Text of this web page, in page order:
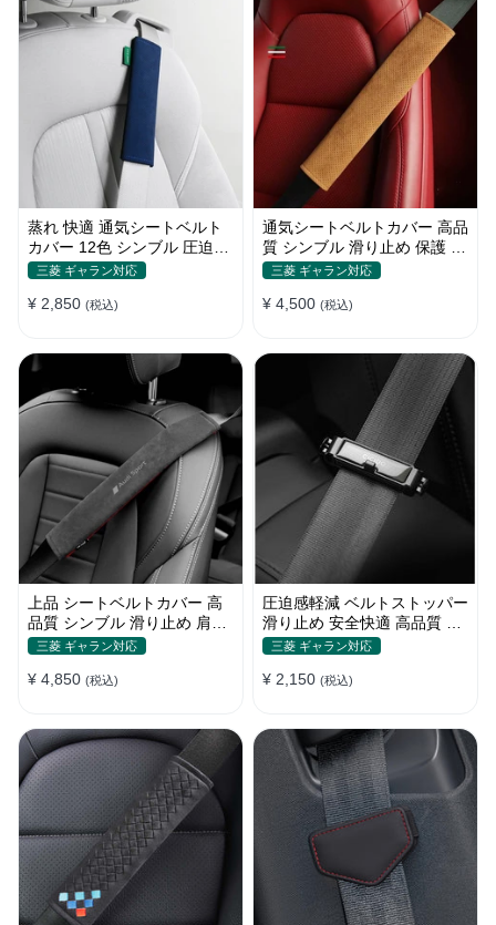
蒸れ 快適 通気シートベルト
カバー 12色 シンブル 圧迫感
軽減 保護 肩当てパッド
三菱 ギャラン対応
¥ 2,850 (税込)
通気シートベルトカバー 高品
質 シンブル 滑り止め 保護 肩
当てパッド 圧迫感軽減
三菱 ギャラン対応
¥ 4,500 (税込)
上品 シートベルトカバー 高
品質 シンブル 滑り止め 肩当
てパッド 圧迫感軽減
三菱 ギャラン対応
¥ 4,850 (税込)
圧迫感軽減 ベルトストッパー
滑り止め 安全快適 高品質 テ
ープクリップ 快適 2個セット
三菱 ギャラン対応
¥ 2,150 (税込)